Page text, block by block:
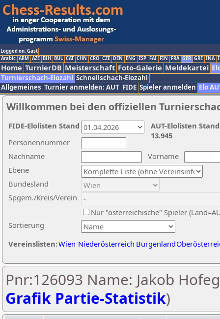
Logged on: Gast
Arabic ARM AZE BIH BUL CAT CHN CRO CZE DEN ENG ESP FAI FIN FRA GER GRE INA
Home TurnierDB Meisterschaft Foto-Galerie Meldekartei
Turnierschach-Elozahl Schnellschach-Elozahl
Allgemeines Turnier anmelden: AUT FIDE Spieler anmelden Elo
Willkommen bei den offiziellen
Nachname
Vorname
Ebene
Sortierung
Personennummer
Bundesland
Spgem./Kreis/Verein
Nur "österreichische" Spieler
Vereinslisten:Wien Niederösterreich Burgenland
AUT-Elolisten
13.945
FIDE-Elolisten Stand
Pnr:126093 Name: Jakob
Grafik Partie-Statistik)